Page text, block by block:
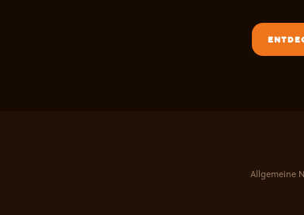
Allgemeine